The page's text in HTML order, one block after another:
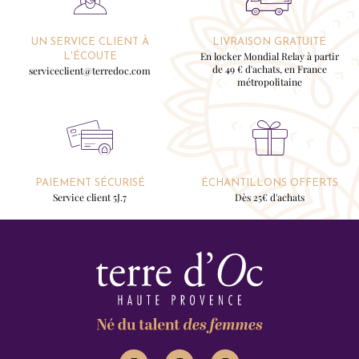
UN SERVICE CLIENT À
L'ÉCOUTE
serviceclient@terredoc.com
LIVRAISON GRATUITE
En locker Mondial Relay à partir
de 49 € d'achats, en France
métropolitaine
PAIEMENT SÉCURISÉ
Service client 5J.7
ÉCHANTILLONS OFFERTS
Dès 25€ d'achats